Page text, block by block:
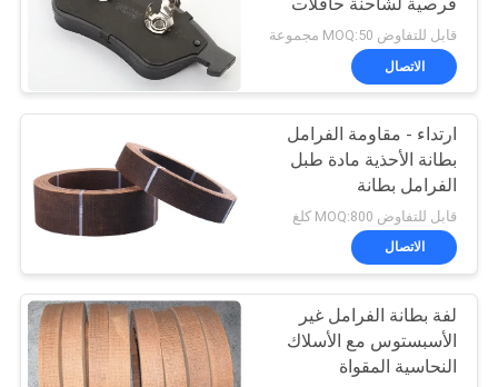
بطانة الفرامل
الصناعية
طوقا الختم الدائري
10
قرصية لشاحنة حافلات
سيارات أجرة وسادات
فرامل
قابل للتفاوض MOQ:50 مجموعة
الاتصال
ارتداء - مقاومة الفرامل
بطانة الأحذية مادة طبل
الفرامل بطانة
قابل للتفاوض MOQ:800 كلغ
الاتصال
لفة بطانة الفرامل غير
الأسبستوس مع الأسلاك
النحاسية المقواة